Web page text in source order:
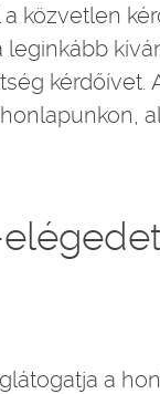
közvetlen
kérdőívet.
a